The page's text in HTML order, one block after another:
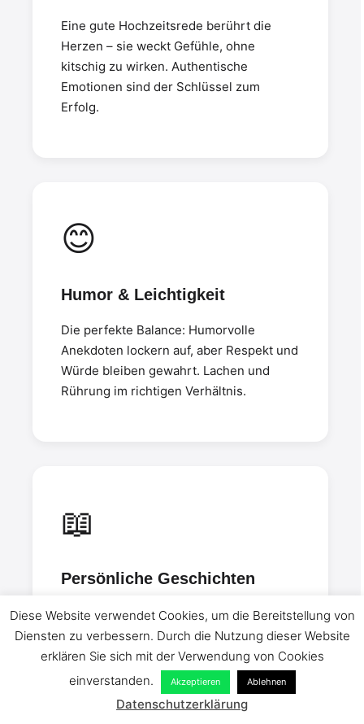
Eine gute Hochzeitsrede berührt die
Herzen – sie weckt Gefühle, ohne
kitschig zu wirken. Authentische
Emotionen sind der Schlüssel zum
Erfolg.
😊
Humor & Leichtigkeit
Die perfekte Balance: Humorvolle
Anekdoten lockern auf, aber Respekt und
Würde bleiben gewahrt. Lachen und
Rührung im richtigen Verhältnis.
📖
Persönliche Geschichten
Allgemeine Phrasen langweilen –
konkrete Erinnerungen fesseln.
Authentische Anekdoten machen jede
Rede einzigartig und unvergesslich.
Diese Website verwendet Cookies, um die Bereitstellung von
Diensten zu verbessern. Durch die Nutzung dieser Website
erklären Sie sich mit der Verwendung von Cookies
einverstanden.
Akzeptieren Ablehnen
Datenschutzerklärung